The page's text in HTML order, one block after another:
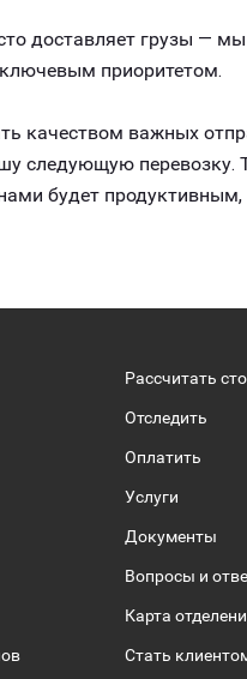
доставляет грузы —
приоритетом.
качеством важных
следующую
будет
Рассчитать
Отследить
Оплатить
Услуги
Документы
Вопросы и
Карта
Стать